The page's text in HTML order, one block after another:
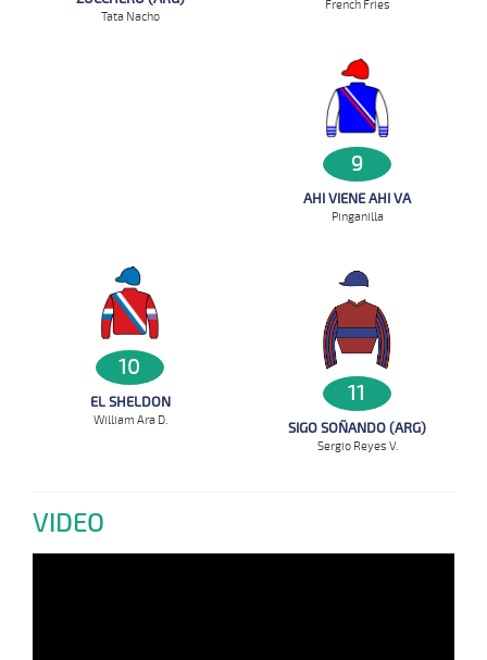
Tata Nacho
French Fries
9
AHI VIENE AHI VA
Pinganilla
10
EL SHELDON
William Ara D.
11
SIGO SOÑANDO (ARG)
Sergio Reyes V.
VIDEO